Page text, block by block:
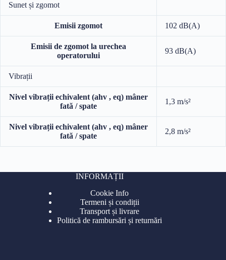
Sunet și zgomot
Emisii zgomot 102 dB(A)
Emisii de zgomot la urechea
operatorului
93 dB(A)
Vibrații
Nivel vibrații echivalent (ahv , eq) mâner
fată / spate
1,3 m/s²
Nivel vibrații echivalent (ahv , eq) mâner
fată / spate
2,8 m/s²
INFORMAȚII
Cookie Info
Termeni și condiții
Transport și livrare
Politică de rambursări și returnări